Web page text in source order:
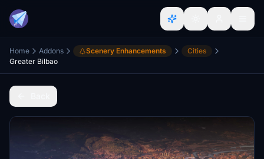
Home Addons Scenery Enhancements
Cities
Greater Bilbao